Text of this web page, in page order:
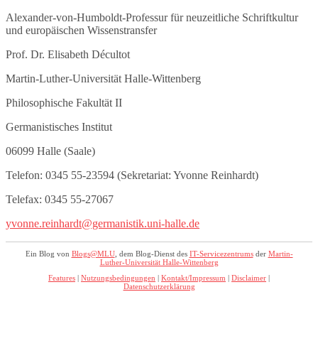
Alexander-von-Humboldt-Professur für neuzeitliche Schriftkultur
und europäischen Wissenstransfer
Prof. Dr. Elisabeth Décultot
Martin-Luther-Universität Halle-Wittenberg
Philosophische Fakultät II
Germanistisches Institut
06099 Halle (Saale)
Telefon: 0345 55-23594 (Sekretariat: Yvonne Reinhardt)
Telefax: 0345 55-27067
yvonne.reinhardt@germanistik.uni-halle.de
Ein Blog von Blogs@MLU, dem Blog-Dienst des IT-Servicezentrumsder Martin-
Luther-Universität Halle-Wittenberg
Features | Nutzungsbedingungen | Kontakt/Impressum | Disclaimer |
Datenschutzerklärung